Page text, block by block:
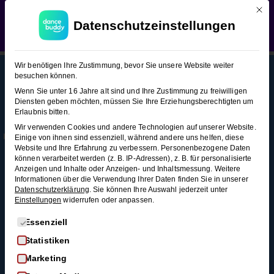
WEDDING SEASON SALE:
Hochzeitstanzkurse!Verwerfen
Slowfox (Figuren-Snacks)
Slowfox
(Figuren-
Snacks)
15
Stationärer
Grundschritt
3 Minuten
Progressiver
Grundschritt
3 Minuten
3 Minuten
This content is protected, pleaseloginand
iches
AGB
Datenschutz
Widerrufsrecht
Impressum
Infos
Membership
Kontakt
FAQ
Alle Blogartikel
Schwungvoll
durchstarten: Swing
tanzen für
Anfänger*innen
Mit
Datenschutzeinstellungen
Wir benötigen Ihre Zustimmung, bevor Sie unsere Website weiter
besuchen können.
Wenn Sie unter 16 Jahre alt sind und Ihre Zustimmung zu freiwilligen
Diensten geben möchten, müssen Sie Ihre Erziehungsberechtigten um
Erlaubnis bitten.
Wir verwenden Cookies und andere Technologien auf unserer Website.
Einige von ihnen sind essenziell, während andere uns helfen, diese
Website und Ihre Erfahrung zu verbessern. Personenbezogene Daten
können verarbeitet werden (z. B. IP-Adressen), z. B. für personalisierte
Anzeigen und Inhalte oder Anzeigen- und Inhaltsmessung. Weitere
Informationen über die Verwendung Ihrer Daten finden Sie in unserer
Datenschutzerklärung. Sie können Ihre Auswahl jederzeit unter
Einstellungen widerrufen oder anpassen.
Es folgt eine Liste der Service-Gruppen, für die eine
Essenziell
Statistiken
Marketing